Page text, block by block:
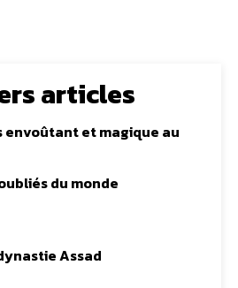
articles
envoûtant et magique au
du monde
Assad